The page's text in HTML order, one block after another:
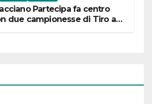
Partecipa fa centro
due campionesse di Tiro a